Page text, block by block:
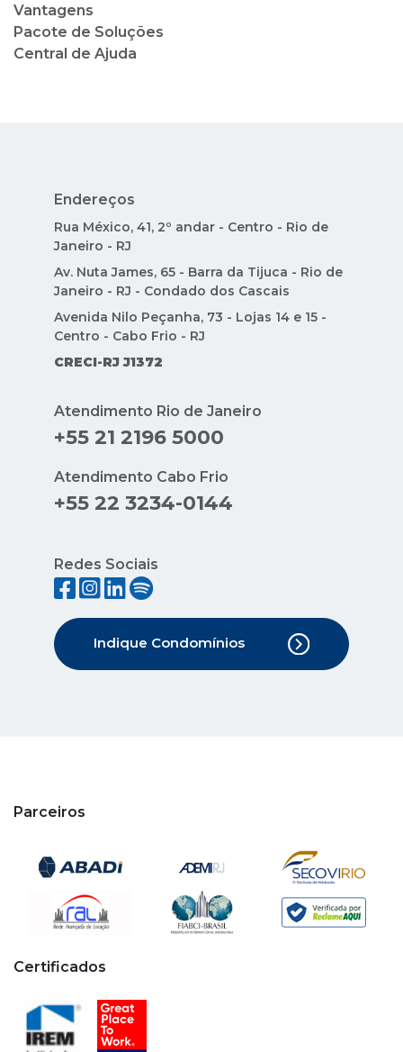
Vantagens
Pacote de Soluções
Central de Ajuda
Endereços
Rua México, 41, 2º andar - Centro - Rio de
Janeiro - RJ
Av. Nuta James, 65 - Barra da Tijuca - Rio de
Janeiro - RJ - Condado dos Cascais
Avenida Nilo Peçanha, 73 - Lojas 14 e 15 -
Centro - Cabo Frio - RJ
CRECI-RJ J1372
Atendimento Rio de Janeiro
+55 21 2196 5000
Atendimento Cabo Frio
+55 22 3234-0144
Redes Sociais
Indique Condomínios
Parceiros
Certificados